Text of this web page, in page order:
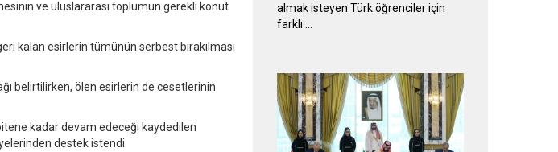
ve uluslararası toplumun gerekli konut
kalan esirlerin tümünün serbest bırakılması
belirtilirken, ölen esirlerin de cesetlerinin
kadar devam edeceği kaydedilen
destek istendi.
almak isteyen Türk öğrenciler için
farklı …